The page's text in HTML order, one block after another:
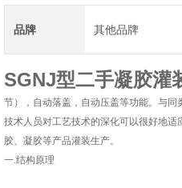
品牌 其他品牌
SGNJ型二手凝胶灌
节），自动落盖，自动压盖等功能。与
技术人员对工艺技术的深化可以很好地
胶、凝胶等产品灌装生产。
一.结构原理